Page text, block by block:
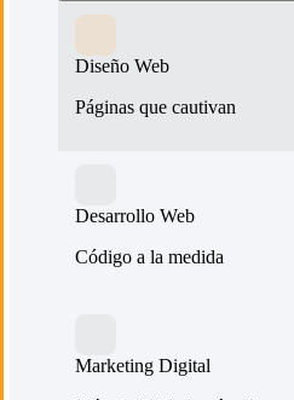
Diseño Web
Páginas que cautivan
Desarrollo Web
Código a la medida
Marketing Digital